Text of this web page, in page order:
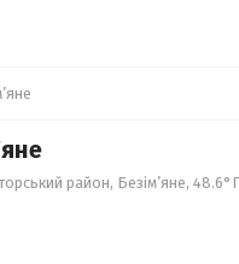
район, Безім’яне,